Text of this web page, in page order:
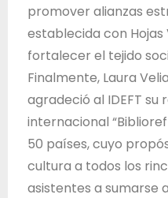
promover alianzas
establecida con Hojas
fortalecer el tejido
Finalmente, Laura
agradeció al IDEFT
internacional
50 países, cuyo
cultura a todos los
asistentes a sumarse